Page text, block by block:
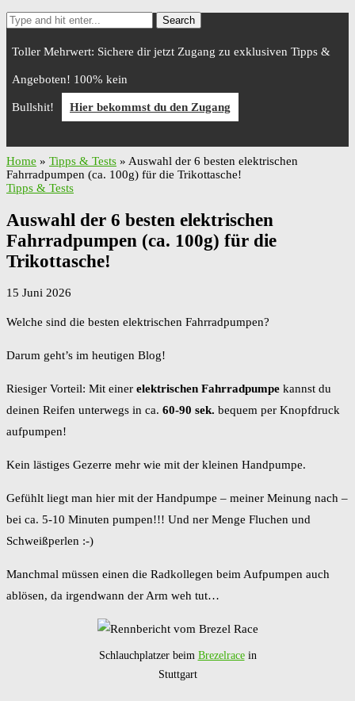
Search
Toller Mehrwert: Sichere dir jetzt Zugang zu exklusiven Tipps &
Angeboten! 100% kein
Bullshit! Hier bekommst du den Zugang
Home » Tipps & Tests » Auswahl der 6 besten elektrischen
Fahrradpumpen (ca. 100g) für die Trikottasche!
Tipps & Tests
Auswahl der 6 besten elektrischen
Fahrradpumpen (ca. 100g) für die
Trikottasche!
15 Juni 2026
Welche sind die besten elektrischen Fahrradpumpen?
Darum geht’s im heutigen Blog!
Riesiger Vorteil: Mit einer elektrischen Fahrradpumpe kannst du
deinen Reifen unterwegs in ca. 60-90 sek. bequem per Knopfdruck
aufpumpen!
Kein lästiges Gezerre mehr wie mit der kleinen Handpumpe.
Gefühlt liegt man hier mit der Handpumpe – meiner Meinung nach –
bei ca. 5-10 Minuten pumpen!!! Und ner Menge Fluchen und
Schweißperlen :-)
Manchmal müssen einen die Radkollegen beim Aufpumpen auch
ablösen, da irgendwann der Arm weh tut…
Schlauchplatzer beim Brezelracein
Stuttgart